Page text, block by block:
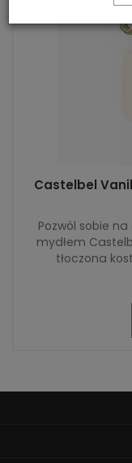
Castelbel
Pozwól sobie
mydłem
tłoczona